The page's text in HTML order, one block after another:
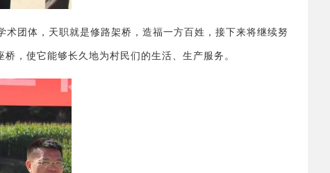
团体，天职就是修路架桥，造福一方百姓，接下来将继续努
，使它能够长久地为村民们的生活、生产服务。